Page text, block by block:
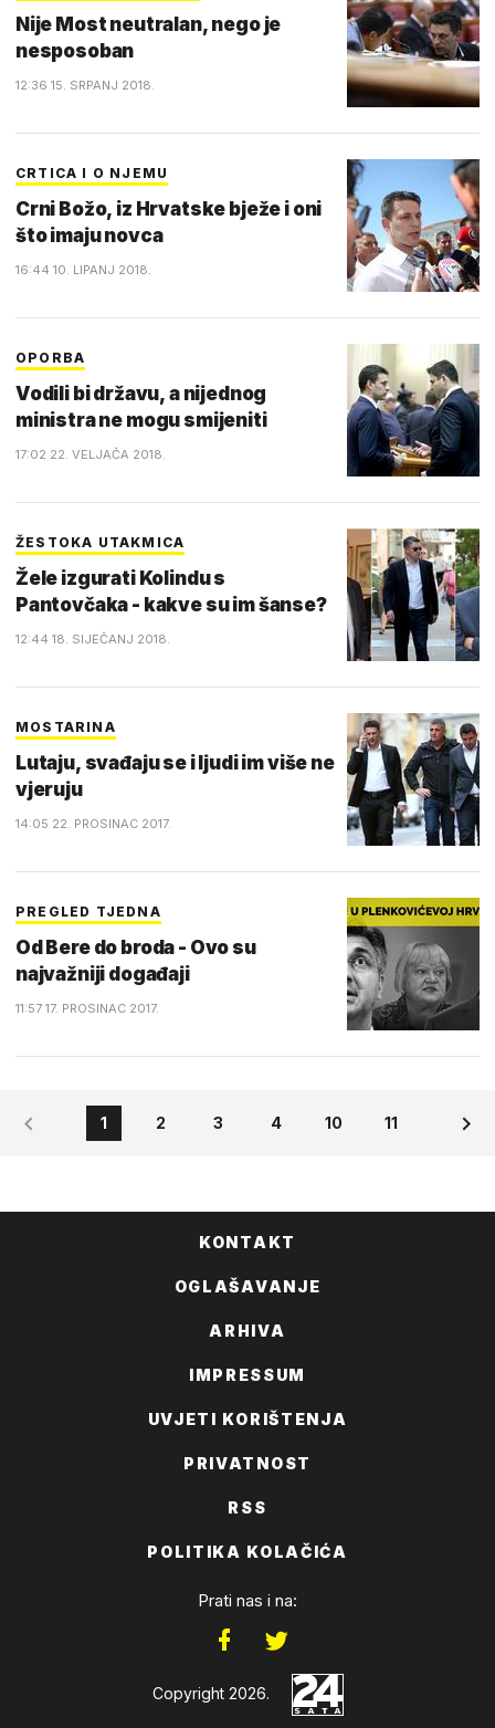
Nije Most neutralan, nego je
nesposoban
12:36 15. SRPANJ 2018.
CRTICA I O NJEMU
Crni Božo, iz Hrvatske bježe i oni
što imaju novca
16:44 10. LIPANJ 2018.
OPORBA
Vodili bi državu, a nijednog
ministra ne mogu smijeniti
17:02 22. VELJAČA 2018.
ŽESTOKA UTAKMICA
Žele izgurati Kolindu s
Pantovčaka - kakve su im šanse?
12:44 18. SIJEČANJ 2018.
MOSTARINA
Lutaju, svađaju se i ljudi im više ne
vjeruju
14:05 22. PROSINAC 2017.
PREGLED TJEDNA
Od Bere do broda - Ovo su
najvažniji događaji
11:57 17. PROSINAC 2017.
1 2 3 4 10 11
KONTAKT
OGLAŠAVANJE
ARHIVA
IMPRESSUM
UVJETI KORIŠTENJA
PRIVATNOST
RSS
POLITIKA KOLAČIĆA
Prati nas i na:
Copyright 2026.